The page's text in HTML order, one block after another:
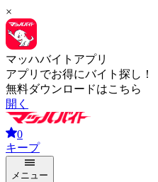
×
マッハバイトアプリ
アプリでお得にバイト探し！
無料ダウンロードはこちら
開く
0
キープ
メニュー